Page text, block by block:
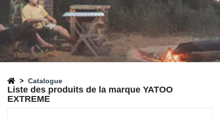
Catalogue
Liste des produits de la marque YATOO
EXTREME